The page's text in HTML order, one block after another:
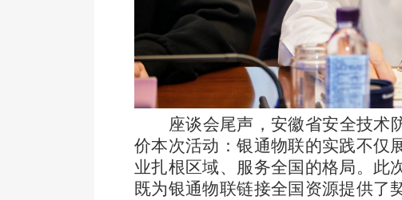
座谈会尾声，安徽省安全技术
价本次活动：银通物联的实践不仅
业扎根区域、服务全国的格局。此
既为银通物联链接全国资源提供了